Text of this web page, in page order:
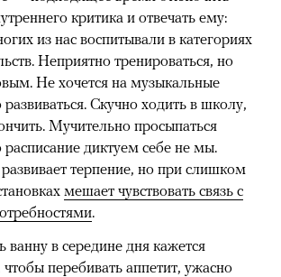
критика и отвечать ему:
из нас воспитывали в категориях
Неприятно тренироваться, но
Не хочется на музыкальные
Скучно ходить в школу,
Мучительно просыпаться
диктуем себе не мы.
терпение, но при слишком
мешает чувствовать связь с
.
в середине дня кажется
перебивать аппетит, ужасно